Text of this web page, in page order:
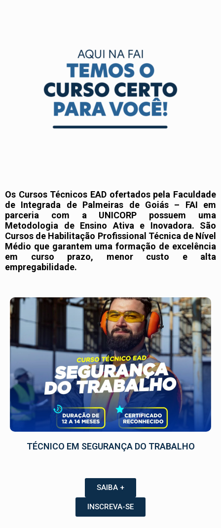
Os Cursos Técnicos EAD ofertados pela Faculdade
de Integrada de Palmeiras de Goiás – FAI em
parceria com a UNICORP possuem uma
Metodologia de Ensino Ativa e Inovadora. São
Cursos de Habilitação Profissional Técnica de Nível
Médio que garantem uma formação de excelência
em curso prazo, menor custo e alta
empregabilidade.
TÉCNICO EM SEGURANÇA DO TRABALHO
SAIBA +
INSCREVA-SE